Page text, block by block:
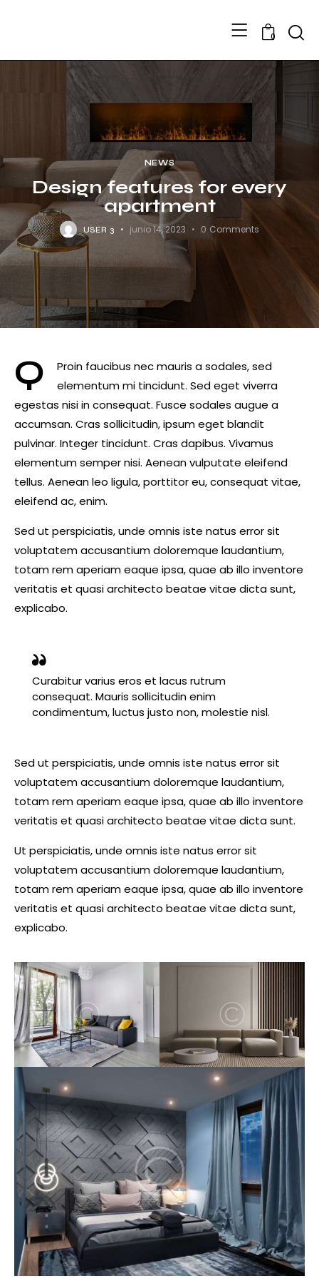
0
NEWS
Design features for every
apartment
USER 3 junio 14, 2023 0 Comments
Q
Proin faucibus nec mauris a sodales, sed
elementum mi tincidunt. Sed eget viverra
egestas nisi in consequat. Fusce sodales augue a
accumsan. Cras sollicitudin, ipsum eget blandit
pulvinar. Integer tincidunt. Cras dapibus. Vivamus
elementum semper nisi. Aenean vulputate eleifend
tellus. Aenean leo ligula, porttitor eu, consequat vitae,
eleifend ac, enim.
Sed ut perspiciatis, unde omnis iste natus error sit
voluptatem accusantium doloremque laudantium,
totam rem aperiam eaque ipsa, quae ab illo inventore
veritatis et quasi architecto beatae vitae dicta sunt,
explicabo.
Curabitur varius eros et lacus rutrum
consequat. Mauris sollicitudin enim
condimentum, luctus justo non, molestie nisl.
Sed ut perspiciatis, unde omnis iste natus error sit
voluptatem accusantium doloremque laudantium,
totam rem aperiam eaque ipsa, quae ab illo inventore
veritatis et quasi architecto beatae vitae dicta sunt.
Ut perspiciatis, unde omnis iste natus error sit
voluptatem accusantium doloremque laudantium,
totam rem aperiam eaque ipsa, quae ab illo inventore
veritatis et quasi architecto beatae vitae dicta sunt,
explicabo.